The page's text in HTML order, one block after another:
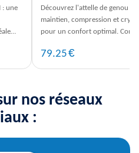
: une
Découvrez l'attelle de genou
maintien, compression et
pour un confort optimal.
79.25€
nos réseaux
: